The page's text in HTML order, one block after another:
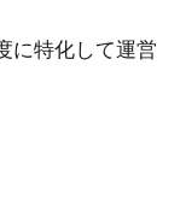
に特化して運営